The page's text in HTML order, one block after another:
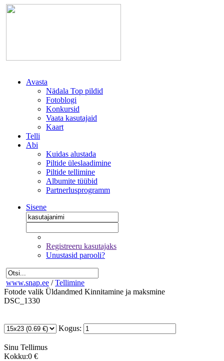
Avasta
Nädala Top pildid
Fotoblogi
Konkursid
Vaata kasutajaid
Kaart
Telli
Abi
Kuidas alustada
Piltide üleslaadimine
Piltide tellimine
Albumite tüübid
Partnerlusprogramm
Sisene
Registreeru kasutajaks
Unustasid parooli?
www.snap.ee / Tellimine
Fotode valik Üldandmed Kinnitamine ja maksmine
DSC_1330
Kogus:
Sinu Tellimus
Kokku:0 €